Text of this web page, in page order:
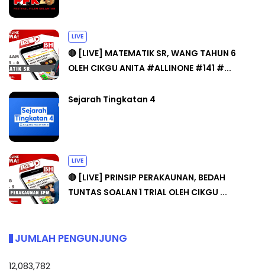
LIVE
🔴 [LIVE] MATEMATIK SR, WANG TAHUN 6
OLEH CIKGU ANITA #ALLINONE #141 #...
Sejarah Tingkatan 4
LIVE
🔴 [LIVE] PRINSIP PERAKAUNAN, BEDAH
TUNTAS SOALAN 1 TRIAL OLEH CIKGU ...
JUMLAH PENGUNJUNG
12,083,782